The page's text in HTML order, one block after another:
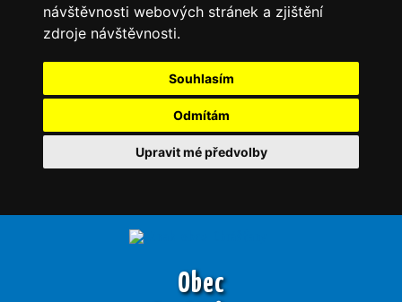
návštěvnosti webových stránek a zjištění
zdroje návštěvnosti.
Souhlasím
Odmítám
Upravit mé předvolby
Obec